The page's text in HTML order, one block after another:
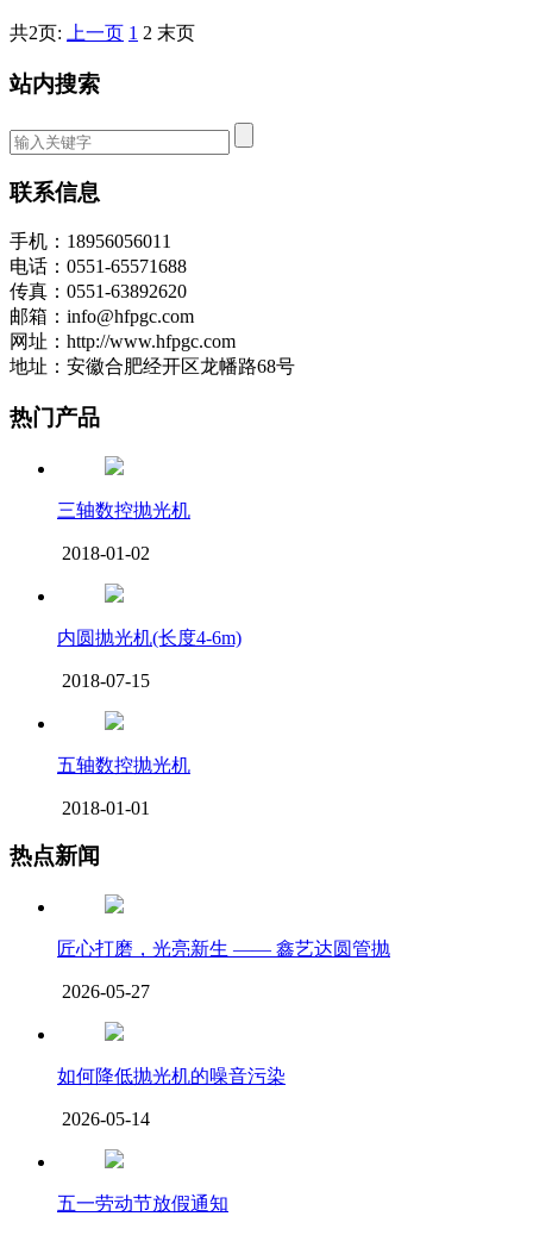
共2页: 上一页 1 2 末页
站内搜索
联系信息
手机：18956056011
电话：0551-65571688
传真：0551-63892620
邮箱：info@hfpgc.com
网址：http://www.hfpgc.com
地址：安徽合肥经开区龙幡路68号
热门产品
三轴数控抛光机
2018-01-02
内圆抛光机(长度4-6m)
2018-07-15
五轴数控抛光机
2018-01-01
热点新闻
匠心打磨，光亮新生 —— 鑫艺达圆管抛
2026-05-27
如何降低抛光机的噪音污染
2026-05-14
五一劳动节放假通知